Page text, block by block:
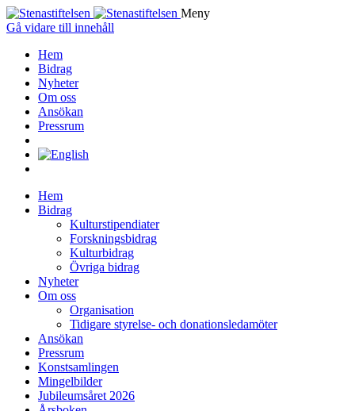
Meny
Gå vidare till innehåll
Hem
Bidrag
Nyheter
Om oss
Ansökan
Pressrum
Hem
Bidrag
Kulturstipendiater
Forskningsbidrag
Kulturbidrag
Övriga bidrag
Nyheter
Om oss
Organisation
Tidigare styrelse- och donationsledamöter
Ansökan
Pressrum
Konstsamlingen
Mingelbilder
Jubileumsåret 2026